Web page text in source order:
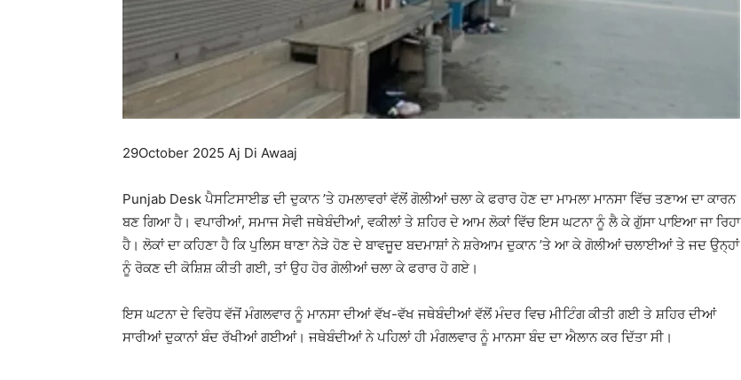
29October 2025 Aj Di Awaaj
Punjab Desk ਪੈਸਟਿਸਾਈਡ ਦੀ ਦੁਕਾਨ ’ਤੇ ਹਮਲਾਵਰਾਂ ਵੱਲੋਂ ਗੋਲੀਆਂ ਚਲਾ ਕੇ ਫਰਾਰ ਹੋਣ ਦਾ ਮਾਮਲਾ ਮਾਨਸਾ ਵਿੱਚ ਤਣਾਅ ਦਾ ਕਾਰਨ
ਬਣ ਗਿਆ ਹੈ। ਵਪਾਰੀਆਂ, ਸਮਾਜ ਸੇਵੀ ਜਥੇਬੰਦੀਆਂ, ਵਕੀਲਾਂ ਤੇ ਸ਼ਹਿਰ ਦੇ ਆਮ ਲੋਕਾਂ ਵਿੱਚ ਇਸ ਘਟਨਾ ਨੂੰ ਲੈ ਕੇ ਗੁੱਸਾ ਪਾਇਆ ਜਾ ਰਿਹਾ
ਹੈ। ਲੋਕਾਂ ਦਾ ਕਹਿਣਾ ਹੈ ਕਿ ਪੁਲਿਸ ਥਾਣਾ ਨੇੜੇ ਹੋਣ ਦੇ ਬਾਵਜੂਦ ਬਦਮਾਸ਼ਾਂ ਨੇ ਸ਼ਰੇਆਮ ਦੁਕਾਨ ’ਤੇ ਆ ਕੇ ਗੋਲੀਆਂ ਚਲਾਈਆਂ ਤੇ ਜਦ ਉਨ੍ਹਾਂ
ਨੂੰ ਰੋਕਣ ਦੀ ਕੋਸ਼ਿਸ਼ ਕੀਤੀ ਗਈ, ਤਾਂ ਉਹ ਹੋਰ ਗੋਲੀਆਂ ਚਲਾ ਕੇ ਫਰਾਰ ਹੋ ਗਏ।
ਇਸ ਘਟਨਾ ਦੇ ਵਿਰੋਧ ਵੱਜੋਂ ਮੰਗਲਵਾਰ ਨੂੰ ਮਾਨਸਾ ਦੀਆਂ ਵੱਖ-ਵੱਖ ਜਥੇਬੰਦੀਆਂ ਵੱਲੋਂ ਮੰਦਰ ਵਿਚ ਮੀਟਿੰਗ ਕੀਤੀ ਗਈ ਤੇ ਸ਼ਹਿਰ ਦੀਆਂ
ਸਾਰੀਆਂ ਦੁਕਾਨਾਂ ਬੰਦ ਰੱਖੀਆਂ ਗਈਆਂ। ਜਥੇਬੰਦੀਆਂ ਨੇ ਪਹਿਲਾਂ ਹੀ ਮੰਗਲਵਾਰ ਨੂੰ ਮਾਨਸਾ ਬੰਦ ਦਾ ਐਲਾਨ ਕਰ ਦਿੱਤਾ ਸੀ।